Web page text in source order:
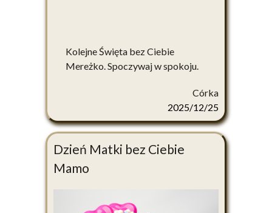
Kolejne Święta bez Ciebie
Mereżko. Spoczywaj w spokoju.
Córka
2025/12/25
Dzień Matki bez Ciebie
Mamo